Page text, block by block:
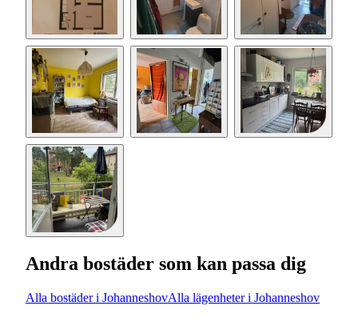
Andra bostäder som kan passa dig
Alla bostäder i JohanneshovAlla lägenheter i Johanneshov